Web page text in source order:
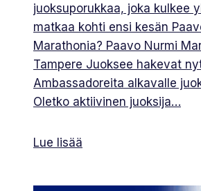
juoksuporukkaa, joka kulkee
matkaa kohti ensi kesän
Marathonia? Paavo Nurmi
Tampere Juoksee hakevat
Ambassadoreita alkavalle
Oletko aktiivinen juoksija…
Lue lisää